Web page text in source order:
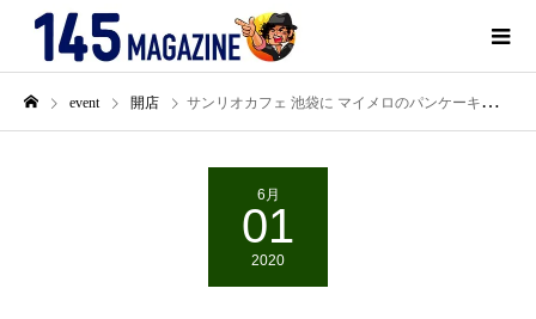
event 開店 サンリオカフェ 池袋に マイメロのパンケーキに心メロメロ
6月
01
2020